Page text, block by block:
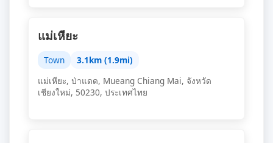
แม่เหียะ
Town
3.1km (1.9mi)
แม่เหียะ, ป่าแดด, Mueang Chiang Mai, จังหวัด
เชียงใหม่, 50230, ประเทศไทย